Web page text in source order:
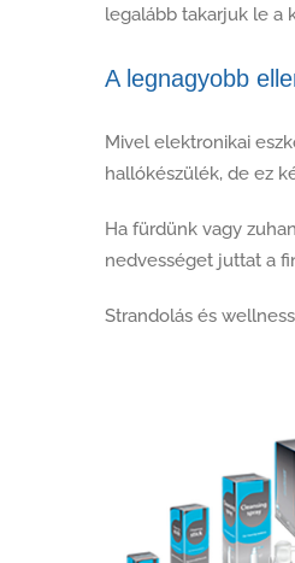
legalább takarjuk le a
A legnagyobb
Mivel elektronikai
hallókészülék, de ez
Ha fürdünk vagy
nedvességet juttat a
Strandolás és